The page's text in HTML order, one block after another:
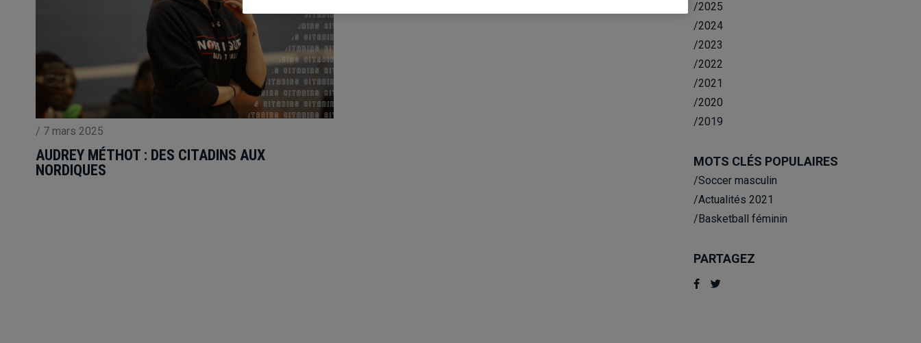
/ 7 mars 2025
AUDREY MÉTHOT : DES CITADINS AUX
NORDIQUES
/2025
/2024
/2023
/2022
/2021
/2020
/2019
MOTS CLÉS POPULAIRES
/Soccer masculin
/Actualités 2021
/Basketball féminin
PARTAGEZ